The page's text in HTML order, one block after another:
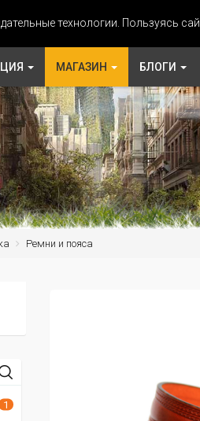
технологии. Пользуясь
МАГАЗИН БЛОГИ
Ремни и пояса
1